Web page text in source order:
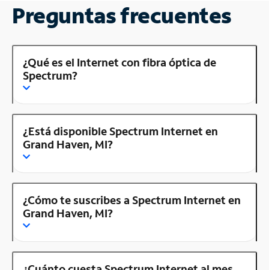
Preguntas frecuentes
¿Qué es el Internet con fibra óptica de
Spectrum?
¿Está disponible Spectrum Internet en
Grand Haven, MI?
¿Cómo te suscribes a Spectrum Internet en
Grand Haven, MI?